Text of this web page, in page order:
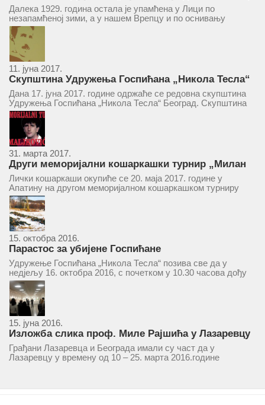
и књижница“ у Врепцу
Далека 1929. година остала је упамћена у Лици по
незапамћеној зими, а у нашем Врепцу и по оснивању
Друштва „Српска народна читаоница и књижница у
Врепцу“. Потакнути потребом за културним и духовним
уздизањем група...
11. јуна 2017.
Скупштина Удружења Госпићана „Никола Тесла“
у суботу 17. јуна 2017.
Дана 17. јуна 2017. године одржаће се редовна скупштина
Удружења Госпићана „Никола Тесла“ Београд. Скупштина
ће се одржати у простору ресторана „Тесла“, Савски трг бр.
9 Београд, у 11 часова. За Скупштину је предложен...
31. марта 2017.
Други меморијални кошаркашки турнир „Милан
Маљковић Маљак“ у Апатину 20. маја 2017.
Лички кошаркаши окупиће се 20. маја 2017. године у
Апатину на другом меморијалном кошаркашком турниру
„Милан Маљковић Маљак“. Као и прошле године,
учествоваће екипе Госпића, Личког Осика, Плашког, као и
комбинована екипа кошаркаша из...
15. октобра 2016.
Парастос за убијене Госпићане
Удружење Госпићана „Никола Тесла“ позива све да у
недјељу 16. октобра 2016, с почетком у 10.30 часова дођу
у цркву Светог оца Николаја у Борчи (Улица Вука Караџића
1), гдје ће бити служен парастос за...
15. јуна 2016.
Изложба слика проф. Миле Рајшића у Лазаревцу
Грађани Лазаревца и Београда имали су част да у
Лазаревцу у времену од 10 – 25. марта 2016.године